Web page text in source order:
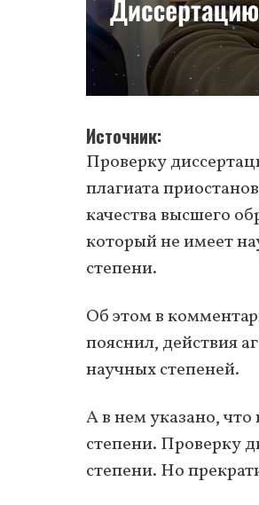
Источник
Проверку
плагиата
качества высшего
который не имеет
степени.
Об этом в
пояснил, действия
научных степеней.
А в нем указано,
степени. Проверку
степени. Но